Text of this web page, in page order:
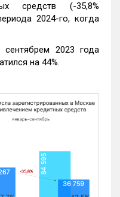
средств (-35,8%
2024-го, когда
2023 года
на 44%.